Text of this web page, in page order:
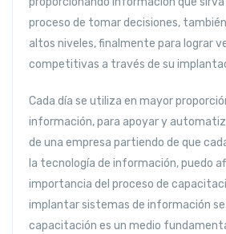
proceso de tomar decisiones,
altos niveles, finalmente para lograr
competitivas a través de su
Cada día se utiliza en mayor
información, para apoyar y
de una empresa partiendo de que
la tecnología de información, puedo
importancia del proceso de
implantar sistemas de información
capacitación es un medio